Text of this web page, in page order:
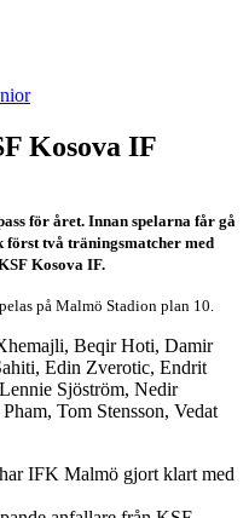
Kosova IF
för året. Innan spelarna får gå
två träningsmatcher med
Kosova IF.
på Malmö Stadion plan 10.
Beqir Hoti, Damir
Edin Zverotic, Endrit
Sjöström, Nedir
Tom Stensson, Vedat
IFK Malmö gjort klart med